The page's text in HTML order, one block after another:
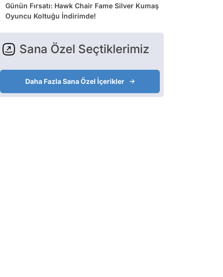
Günün Fırsatı: Hawk Chair Fame Silver Kumaş
Oyuncu Koltuğu İndirimde!
Sana Özel Seçtiklerimiz
Daha Fazla Sana Özel İçerikler